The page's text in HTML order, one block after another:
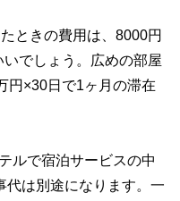
ときの費用は、8000円
でしょう。広めの部屋
円×30日で1ヶ月の滞在
ルで宿泊サービスの中
代は別途になります。一